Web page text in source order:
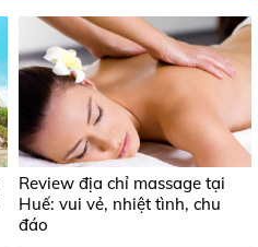
Review địa chỉ massage tại
Huế: vui vẻ, nhiệt tình, chu
đáo